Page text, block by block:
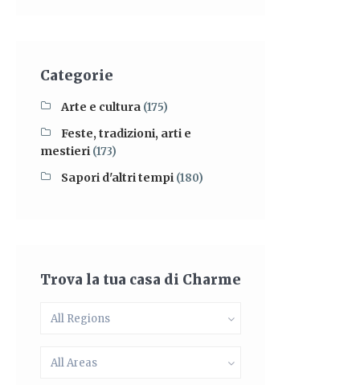
Categorie
Arte e cultura (175)
Feste, tradizioni, arti e
mestieri (173)
Sapori d'altri tempi (180)
Trova la tua casa di Charme
All Regions
All Areas